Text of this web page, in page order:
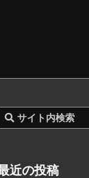
近の投稿